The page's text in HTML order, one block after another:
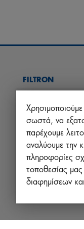
FILTRON
ΒΡΕΙΤΕ
ΒΡΕΙΤΕ
ΑΚΑΔΗΜΙΑ
FILTRON
σωστά, να
παρέχουμε
αναλύουμε την
πληροφορίες
τοποθεσίας
διαφημίσεων